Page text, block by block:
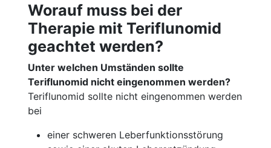
Worauf muss bei der
Therapie mit Teriflunomid
geachtet werden?
Unter welchen Umständen sollte
Teriflunomid nicht eingenommen werden?
Teriflunomid sollte nicht eingenommen werden
bei
einer schweren Leberfunktionsstörung